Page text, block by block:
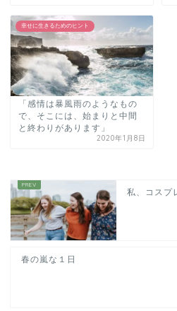
幸せに生きるためのヒント
「感情は暴風雨のようなもの
で、そこには、始まりと中間
と終わりがあります」
2020年1月8日
私、コスプ
春の嵐な１日